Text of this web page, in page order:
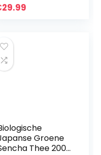
Weiß, Chai
29.99
Groene
Thee 200